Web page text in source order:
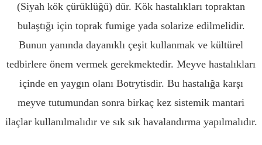
(Siyah kök çürüklüğü) dür. Kök hastalıkları topraktan
bulaştığı için toprak fumige yada solarize edilmelidir.
Bunun yanında dayanıklı çeşit kullanmak ve kültürel
tedbirlere önem vermek gerekmektedir. Meyve hastalıkları
içinde en yaygın olanı Botrytisdir. Bu hastalığa karşı
meyve tutumundan sonra birkaç kez sistemik mantari
ilaçlar kullanılmalıdır ve sık sık havalandırma yapılmalıdır.